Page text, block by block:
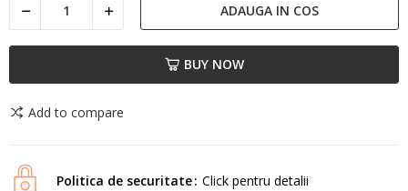
ADAUGA IN COS
BUY NOW
Add to compare
Politica de securitate Click pentru detalii